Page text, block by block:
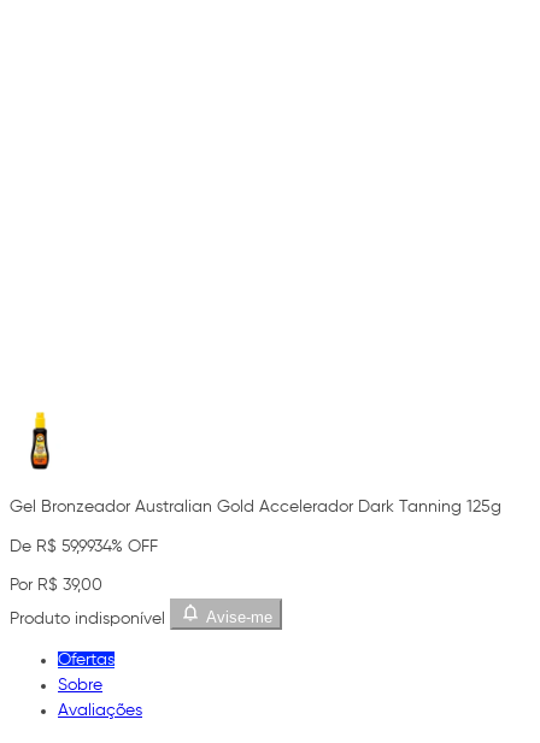
Gel Bronzeador Australian Gold Accelerador Dark Tanning 125g
De R$ 59,9934% OFF
Por R$ 39,00
Produto indisponível
Avise-me
Ofertas
Sobre
Avaliações